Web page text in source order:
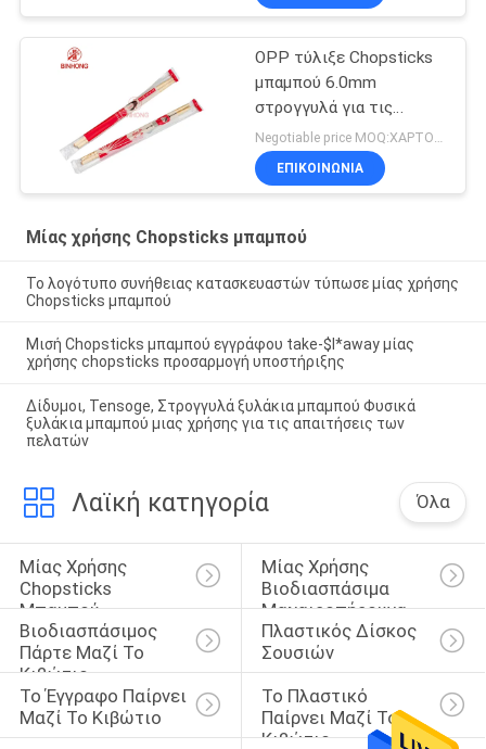
OPP τύλιξε Chopsticks
μπαμπού 6.0mm
στρογγυλά για τις
εκκλησίες
ΕΠΙΚΟΙΝΩΝΙΑ
Μίας χρήσης Chopsticks μπαμπού
Το λογότυπο συνήθειας κατασκευαστών τύπωσε μίας χρήσης
Chopsticks μπαμπού
Μισή Chopsticks μπαμπού εγγράφου take-$l*away μίας
χρήσης chopsticks προσαρμογή υποστήριξης
Δίδυμοι, Tensoge, Στρογγυλά ξυλάκια μπαμπού Φυσικά
ξυλάκια μπαμπού μιας χρήσης για τις απαιτήσεις των
πελατών
Λαϊκή κατηγορία Όλα
Μίας Χρήσης
Chopsticks
Μπαμπού
Μίας Χρήσης
Βιοδιασπάσιμα
Μαχαιροπήρουνα
Βιοδιασπάσιμος
Πάρτε Μαζί Το
Κιβώτιο
Πλαστικός Δίσκος
Σουσιών
Το Έγγραφο Παίρνει
Μαζί Το Κιβώτιο
Το Πλαστικό
Παίρνει Μαζί Το
Κιβώτιο